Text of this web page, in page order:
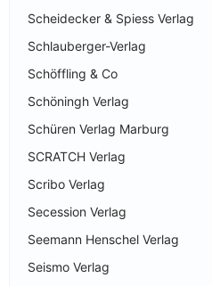
Scheidecker & Spiess Verlag
Schlauberger-Verlag
Schöffling & Co
Schöningh Verlag
Schüren Verlag Marburg
SCRATCH Verlag
Scribo Verlag
Secession Verlag
Seemann Henschel Verlag
Seismo Verlag